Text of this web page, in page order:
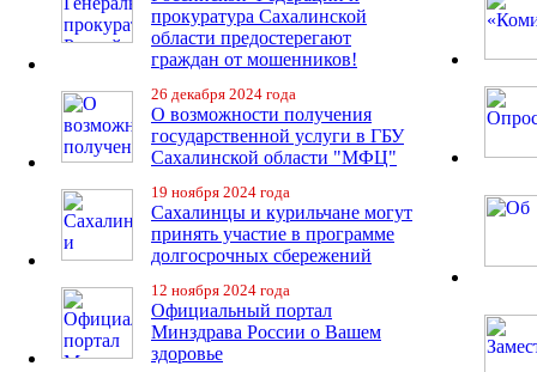
прокуратура Сахалинской
области предостерегают
граждан от мошенников!
26 декабря 2024 года
О возможности получения
государственной услуги в ГБУ
Сахалинской области "МФЦ"
19 ноября 2024 года
Сахалинцы и курильчане могут
принять участие в программе
долгосрочных сбережений
12 ноября 2024 года
Официальный портал
Минздрава России о Вашем
здоровье